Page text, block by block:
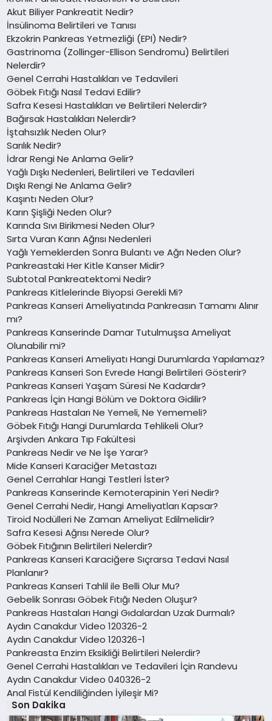
Akut Biliyer Pankreatit Nedir?
İnsülinoma Belirtileri ve Tanısı
Ekzokrin Pankreas Yetmezliği (EPI) Nedir?
Gastrinoma (Zollinger-Ellison Sendromu) Belirtileri
Nelerdir?
Genel Cerrahi Hastalıkları ve Tedavileri
Göbek Fıtığı Nasıl Tedavi Edilir?
Safra Kesesi Hastalıkları ve Belirtileri Nelerdir?
Bağırsak Hastalıkları Nelerdir?
İştahsızlık Neden Olur?
Sarılık Nedir?
İdrar Rengi Ne Anlama Gelir?
Yağlı Dışkı Nedenleri, Belirtileri ve Tedavileri
Dışkı Rengi Ne Anlama Gelir?
Kaşıntı Neden Olur?
Karın Şişliği Neden Olur?
Karında Sıvı Birikmesi Neden Olur?
Sırta Vuran Karın Ağrısı Nedenleri
Yağlı Yemeklerden Sonra Bulantı ve Ağrı Neden Olur?
Pankreastaki Her Kitle Kanser Midir?
Subtotal Pankreatektomi Nedir?
Pankreas Kitlelerinde Biyopsi Gerekli Mi?
Pankreas Kanseri Ameliyatında Pankreasın Tamamı Alınır
mı?
Pankreas Kanserinde Damar Tutulmuşsa Ameliyat
Olunabilir mi?
Pankreas Kanseri Ameliyatı Hangi Durumlarda Yapılamaz?
Pankreas Kanseri Son Evrede Hangi Belirtileri Gösterir?
Pankreas Kanseri Yaşam Süresi Ne Kadardır?
Pankreas İçin Hangi Bölüm ve Doktora Gidilir?
Pankreas Hastaları Ne Yemeli, Ne Yememeli?
Göbek Fıtığı Hangi Durumlarda Tehlikeli Olur?
Arşivden Ankara Tıp Fakültesi
Pankreas Nedir ve Ne İşe Yarar?
Mide Kanseri Karaciğer Metastazı
Genel Cerrahlar Hangi Testleri İster?
Pankreas Kanserinde Kemoterapinin Yeri Nedir?
Genel Cerrahi Nedir, Hangi Ameliyatları Kapsar?
Tiroid Nodülleri Ne Zaman Ameliyat Edilmelidir?
Safra Kesesi Ağrısı Nerede Olur?
Göbek Fıtığının Belirtileri Nelerdir?
Pankreas Kanseri Karaciğere Sıçrarsa Tedavi Nasıl
Planlanır?
Pankreas Kanseri Tahlil ile Belli Olur Mu?
Gebelik Sonrası Göbek Fıtığı Neden Oluşur?
Pankreas Hastaları Hangi Gıdalardan Uzak Durmalı?
Aydın Canakdur Video 120326-2
Aydın Canakdur Video 120326-1
Pankreasta Enzim Eksikliği Belirtileri Nelerdir?
Genel Cerrahi Hastalıkları ve Tedavileri İçin Randevu
Aydın Canakdur Video 040326-2
Anal Fistül Kendiliğinden İyileşir Mi?
Son Dakika